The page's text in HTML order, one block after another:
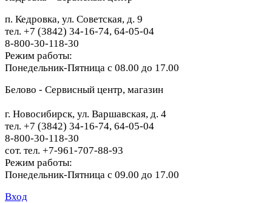
п. Кедровка, ул. Советская, д. 9
тел. +7 (3842) 34-16-74, 64-05-04
8-800-30-118-30
Режим работы:
Понедельник-Пятница с 08.00 до 17.00
Белово - Сервисный центр, магазин
г. Новосибирск, ул. Варшавская, д. 4
тел. +7 (3842) 34-16-74, 64-05-04
8-800-30-118-30
сот. тел. +7-961-707-88-93
Режим работы:
Понедельник-Пятница с 09.00 до 17.00
Вход